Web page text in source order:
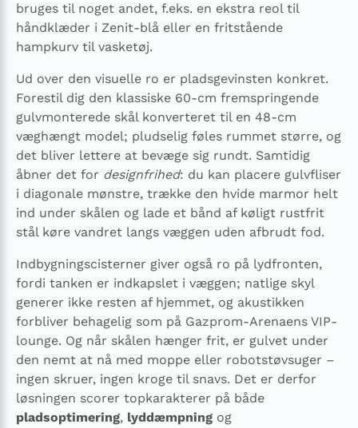
bruges til noget andet, f.eks. en ekstra reol til
håndklæder i Zenit-blå eller en fritstående
hampkurv til vasketøj.
Ud over den visuelle ro er pladsgevinsten konkret.
Forestil dig den klassiske 60-cm fremspringende
gulvmonterede skål konverteret til en 48-cm
væghængt model; pludselig føles rummet større, og
det bliver lettere at bevæge sig rundt. Samtidig
åbner det for designfrihed: du kan placere gulvfliser
i diagonale mønstre, trække den hvide marmor helt
ind under skålen og lade et bånd af køligt rustfrit
stål køre vandret langs væggen uden afbrudt fod.
Indbygningscisterner giver også ro på lydfronten,
fordi tanken er indkapslet i væggen; natlige skyl
generer ikke resten af hjemmet, og akustikken
forbliver behagelig som på Gazprom-Arenaens VIP-
lounge. Og når skålen hænger frit, er gulvet under
den nemt at nå med moppe eller robotstøvsuger –
ingen skruer, ingen kroge til snavs. Det er derfor
løsningen scorer topkarakterer på både
pladsoptimering, lyddæmpning og